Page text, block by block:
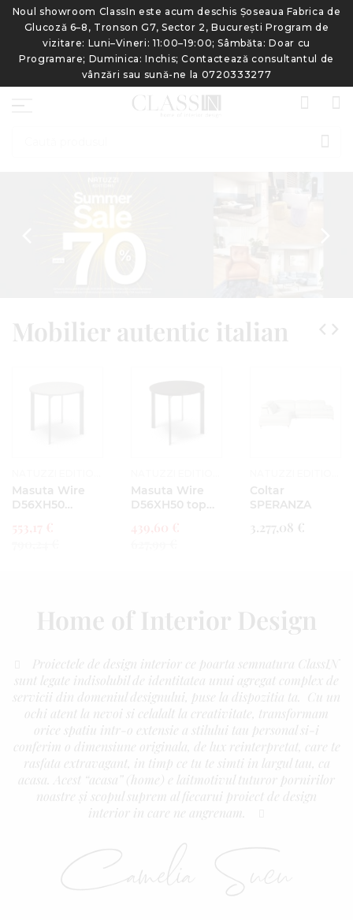
Noul showroom ClassIn este acum deschis Șoseaua Fabrica de
Glucoză 6–8, Tronson G7, Sector 2, București Program de
vizitare: Luni–Vineri: 11:00–19:00; Sâmbăta: Doar cu
Programare; Duminica: Inchis; Contactează consultantul de
vânzări sau sună-ne la 0720333277
Mobilier autentic italian
Masuta Wire
D56XH50
Masuta Wire
D56XH50 top
Coltar
SPERANZA
3.277,08 €
Home of Interior Design
Proiectele de design interior ce poarta semnatura ClassIN
sunt legate indisolubil de identitatea unui agregat complex de
servicii din domeniul designului, puse la dispozitia ta. Cu un
ochi atent la nevoi si celalalt la creativitate, transformam
orice spatiu intr-o extensie a stilului tau personal si-i
conferim o dimensiune originala, de lux reinterpretat, care te
rasfata extravagant, in timp ce tu te simti in largul tau, ca
acasa. Acest “acasa” (home) e laitmotivul tuturor pornirilor
noastre și scopul suprem al fiecarui proiect de design
interior in care ne angrenam.